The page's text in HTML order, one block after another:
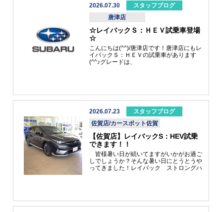
もあげで、パリパリさくさく美味しかった
です～(^^♪最後に唐津店 8/8~8/9も元気
に営業してます(^^)/お買い得情報もござい
ますので詳しくはスタッフまでよろしくお
願い致します。
2026.07.30
スタッフブログ
唐津店
☆レイバックＳ：ＨＥＶ試乗車登場
☆
こんにちは(^^)/唐津店です！唐津店にもレ
イバックＳ：ＨＥＶの試乗車があります
(^^♪グレードは、
にお知らせがあります！！！！２０２６
数料率の改定をいたします('ω')現行＋
１．０％の引き上げとなります！！！な
ので、今のうちに検討されてはいかがで
しょうか？？？詳しくはスタッフまでお
声かけ下さい(*^-^*)皆さま！ご来店お待
ちしております(^^)/ ・・・コンビニの
おにぎりも１００円では買えなくなって
２００円の時代ですもんね(*_*)
2026.07.23
スタッフブログ
佐賀店/カースポット佐賀
【佐賀店】レイバックS：HEV試乗
できます！！
皆様暑い日が続いてますがいかがお過ご
しでしょうか？そんな暑い日にとうとうや
ってきました！レイバック ストロングハ
き飛ばすような軽快な走りをしてくれま